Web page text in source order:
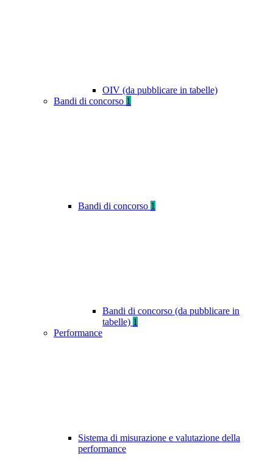
OIV (da pubblicare in tabelle)
Bandi di concorso 1
Bandi di concorso 1
Bandi di concorso (da pubblicare in
tabelle) 1
Performance
Sistema di misurazione e valutazione della
performance